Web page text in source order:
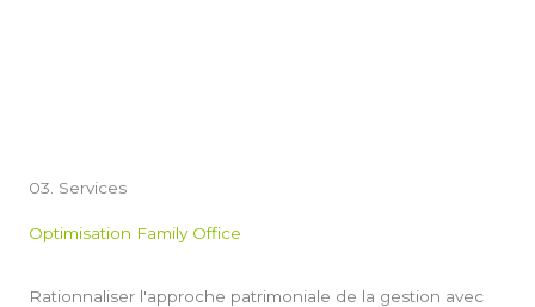
03. Services
Optimisation Family Office
Rationnaliser l'approche patrimoniale de la gestion avec